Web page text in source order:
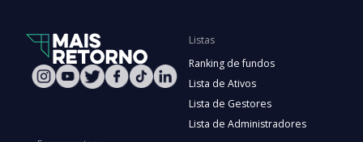
Listas
Ranking de fundos
Lista de Ativos
Lista de Gestores
Lista de Administradores